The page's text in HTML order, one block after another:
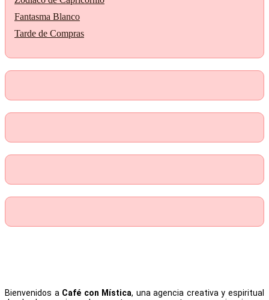
Fantasma Blanco
Tarde de Compras
Bienvenidos a Café con Mística, una agencia creativa y espiritual